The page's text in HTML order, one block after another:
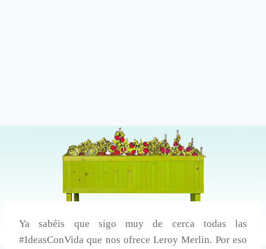
Ya sabéis que sigo muy de cerca todas las
#IdeasConVida que nos ofrece Leroy Merlin. Por eso